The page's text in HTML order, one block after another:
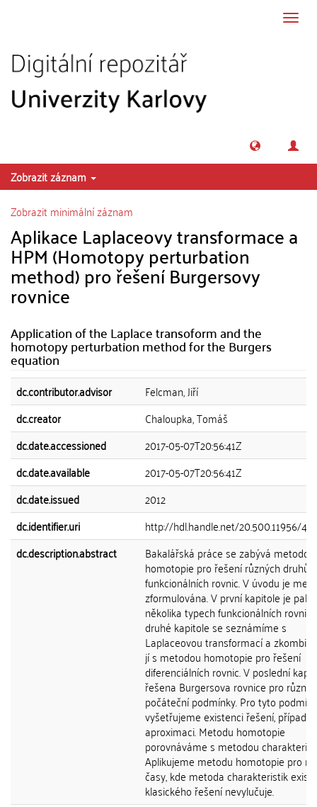
Zobrazit záznam
Zobrazit minimální záznam
Aplikace Laplaceovy transformace a
HPM (Homotopy perturbation
method) pro řešení Burgersovy
rovnice
Application of the Laplace transoform and the
homotopy perturbation method for the Burgers
equation
dc.contributor.advisor
Felcman, Jiří
dc.creator
Chaloupka, Tomáš
dc.date.accessioned
2017-05-07T20:56:41Z
dc.date.available
2017-05-07T20:56:41Z
dc.date.issued
2012
dc.identifier.uri
http://hdl.handle.net/20.500.11956/
dc.description.abstract
Bakalářská práce se zabývá metodou
homotopie pro řešení různých druhů
funkcionálních rovnic. V úvodu je
zformulována. V první kapitole je pak
několika typech funkcionálních rovnic.
druhé kapitole se seznámíme s
Laplaceovou transformací a
jí s metodou homotopie pro řešení
diferenciálních rovnic. V poslední
řešena Burgersova rovnice pro různé
počáteční podmínky. Pro tyto
vyšetřujeme existenci řešení,
aproximaci. Metodu homotopie
porovnáváme s metodou
Aplikujeme metodu homotopie pro
časy, kde metoda charakteristik
klasického řešení nevylučuje.